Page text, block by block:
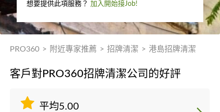
想要提供此項服務？ 加入開始接Job!
PRO360 > 附近專家推薦 > 招牌清潔 > 港島招牌清潔
客戶對PRO360招牌清潔公司的好評
平均5.00